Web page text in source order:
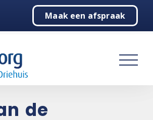
Maak een afspraak
de